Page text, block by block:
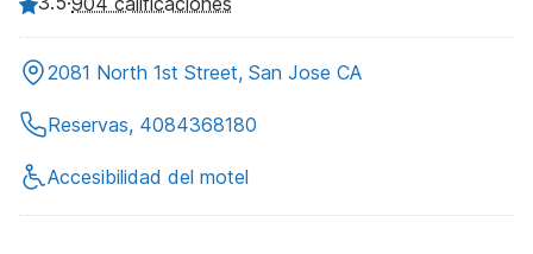
2081 North 1st Street, San Jose CA
Reservas, 4084368180
Accesibilidad del motel